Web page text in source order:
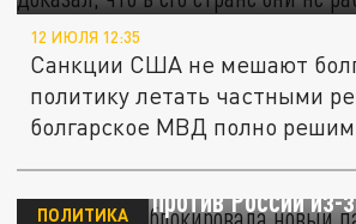
12 ИЮЛЯ 12:35
Санкции США не мешают
политику летать частными
болгарское МВД полно
Болгария заблокировала
санкций ЕС против России из-
ПОЛИТИКА